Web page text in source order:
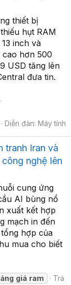
thiết bị
hụt RAM
inch và
cao hơn 500
USD tăng lên
đưa tin.
Diễn đàn: Máy tính
tranh Iran và
nghệ lên
cung ứng
AI bùng nổ
xuất kết hợp
mạch in đến
hợp của
mua cho biết
giá ram
Trả